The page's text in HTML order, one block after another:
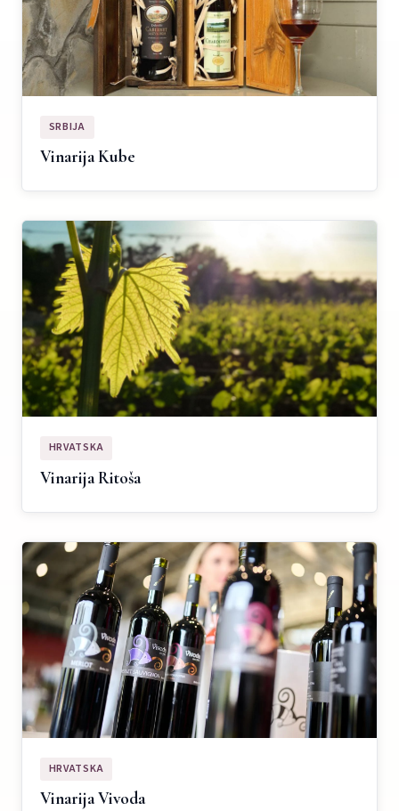
SRBIJA
Vinarija Kube
HRVATSKA
Vinarija Ritoša
HRVATSKA
Vinarija Vivoda